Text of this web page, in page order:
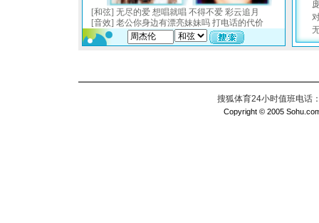
搜狐体育24小时值班电话
Copyright © 2005